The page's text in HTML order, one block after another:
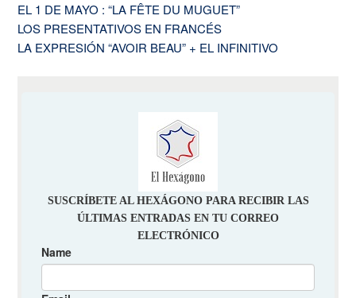
EL 1 DE MAYO : “LA FÊTE DU MUGUET”
LOS PRESENTATIVOS EN FRANCÉS
LA EXPRESIÓN “AVOIR BEAU” + EL INFINITIVO